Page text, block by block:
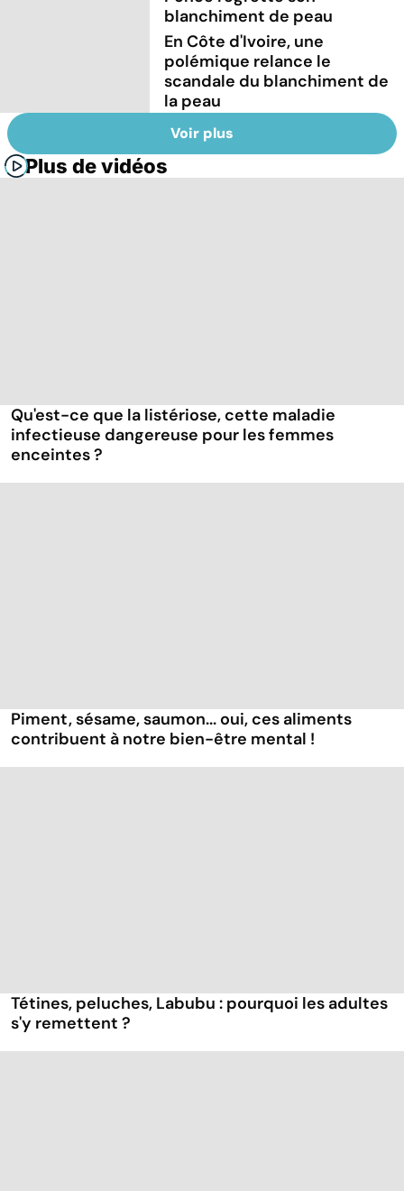
blanchiment de peau
En Côte d'Ivoire, une
polémique relance le
scandale du blanchiment de
la peau
Voir plus
Plus de vidéos
Qu'est-ce que la listériose, cette maladie
infectieuse dangereuse pour les femmes
enceintes ?
Piment, sésame, saumon... oui, ces aliments
contribuent à notre bien-être mental !
Tétines, peluches, Labubu : pourquoi les adultes
s'y remettent ?